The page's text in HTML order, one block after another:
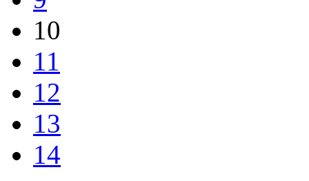
10
11
12
13
14